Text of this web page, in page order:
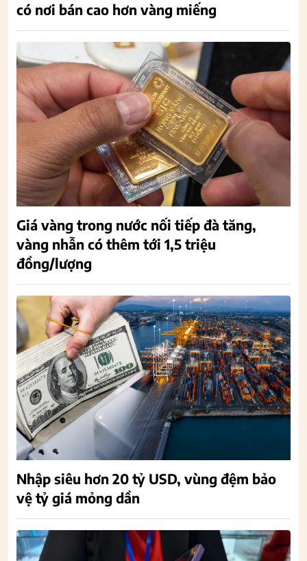
có nơi bán cao hơn vàng miếng
Giá vàng trong nước nối tiếp đà tăng,
vàng nhẫn có thêm tới 1,5 triệu
đồng/lượng
Nhập siêu hơn 20 tỷ USD, vùng đệm bảo
vệ tỷ giá mỏng dần